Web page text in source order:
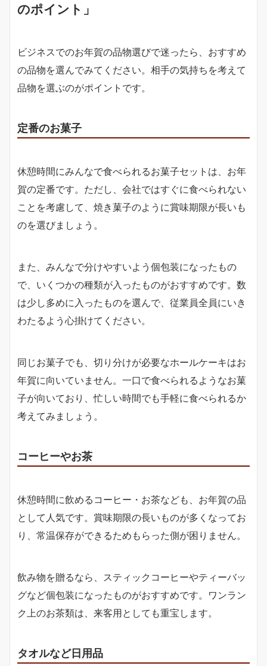
のポイント」
ビジネスでのお年賀の品物選びで迷ったら、おすすめ
の品物を選んでみてください。相手の気持ちを考えて
品物を選ぶのがポイントです。
定番のお菓子
休憩時間にみんなで食べられるお菓子セットは、お年
賀の定番です。ただし、会社ではすぐに食べられない
ことを考慮して、焼き菓子のように賞味期限が長いも
のを選びましょう。
また、みんなで分けやすいよう個包装になったもの
で、いくつかの種類が入ったものがおすすめです。数
は少し多めに入ったものを選んで、従業員全員にいき
わたるよう心掛けてください。
同じお菓子でも、切り分けが必要なホールケーキはお
年賀に向いていません。一口で食べられるようなお菓
子が向いており、忙しい時間でも手軽に食べられるか
考えてみましょう。
コーヒーやお茶
休憩時間に飲めるコーヒー・お茶なども、お年賀の品
として人気です。賞味期限の長いものが多くなってお
り、常温保存ができるためもらった側が困りません。
飲み物を贈るなら、スティックコーヒーやティーバッ
グなど個包装になったものがおすすめです。ワンラン
ク上のお茶類は、来客用としても重宝します。
タオルなど日用品